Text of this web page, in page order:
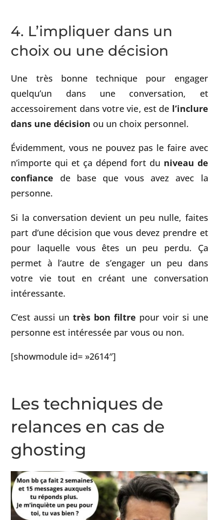
4. L’impliquer dans un
choix ou une décision
Une très bonne technique pour engager
quelqu’un dans une conversation, et
accessoirement dans votre vie, est de l’inclure
dans une décision ou un choix personnel.
Évidemment, vous ne pouvez pas le faire avec
n’importe qui et ça dépend fort du niveau de
confiance de base que vous avez avec la
personne.
Si la conversation devient un peu nulle, faites
part d’une décision que vous devez prendre et
pour laquelle vous êtes un peu perdu. Ça
permet à l’autre de s’engager un peu dans
votre vie tout en créant une conversation
intéressante.
C’est aussi untrès bon filtre pour voir si une
personne est intéressée par vous ou non.
[showmodule id= »2614″]
Les techniques de
relances en cas de
ghosting